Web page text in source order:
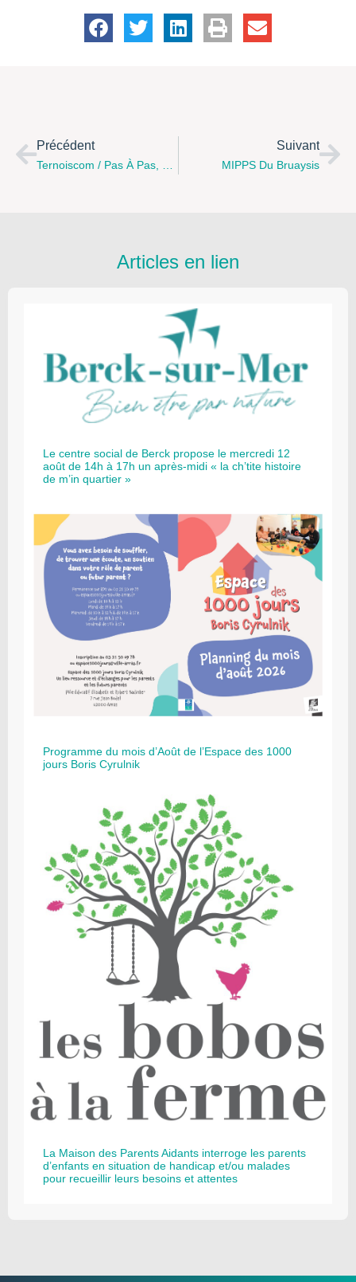
Précédent Suivant
MIPPS Du Bruaysis
Articles en lien
Le centre social de Berck propose le mercredi 12
août de 14h à 17h un après-midi « la ch’tite histoire
de m’in quartier »
Programme du mois d’Août de l’Espace des 1000
jours Boris Cyrulnik
La Maison des Parents Aidants interroge les parents
d’enfants en situation de handicap et/ou malades
pour recueillir leurs besoins et attentes